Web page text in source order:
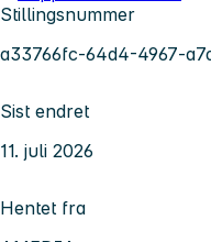
Stillingsnummer
a33766fc-64d4-4967-
Sist endret
11. juli 2026
Hentet fra